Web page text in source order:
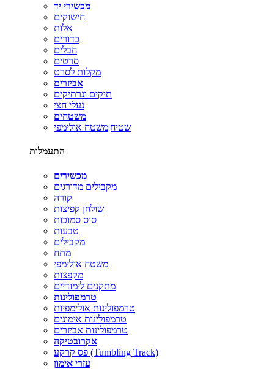
מכשירי יד
חישוקים
אלות
כדורים
חבלים
סרטים
מקלות לסרט
אביזרים
תיקים ונרתיקים
נעלי חצי
משטחים
שטיח|משטח אולימפי
התעמלות
מכשירים
מקבילים מדורגים
קורה
שולחן קפיצות
סוס סמוכות
טבעות
מקבילים
מתח
משטח אולימפי
מקפצות
מתקנים לימודיים
טרמפולינות
טרמפולינות אולימפיות
טרמפולינות אימונים
טרמפולינות אביזרים
אקרובטיקה
פס קרקע (Tumbling Track)
עזרי אימון